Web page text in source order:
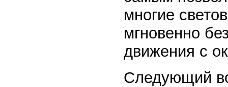
многие
мгновенно
движения с
Следующий